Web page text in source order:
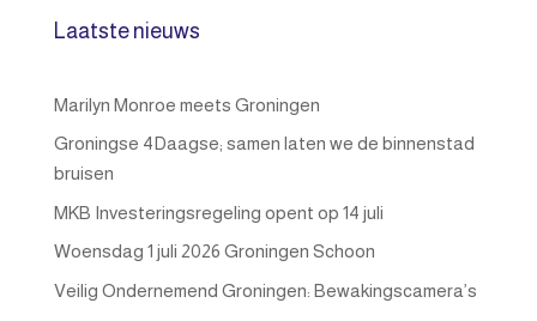
Laatste nieuws
Marilyn Monroe meets Groningen
Groningse 4Daagse; samen laten we de binnenstad
bruisen
MKB Investeringsregeling opent op 14 juli
Woensdag 1 juli 2026 Groningen Schoon
Veilig Ondernemend Groningen: Bewakingscamera’s